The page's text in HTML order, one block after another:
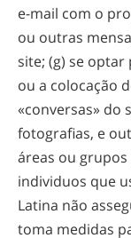
e-mail com o
ou outras
site; (g) se
ou a colocação
«conversas» do
fotografias, e
áreas ou
individuos que
Latina não
toma medidas